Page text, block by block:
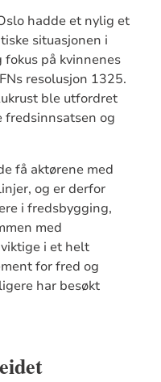
hadde et nylig et
situasjonen i
på kvinnenes
resolusjon 1325.
ble utfordret
og
få aktørene med
og er derfor
i fredsbygging,
med
i et helt
for fred og
har besøkt